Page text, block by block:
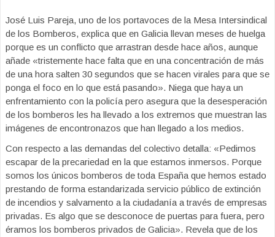
José Luis Pareja, uno de los portavoces de la Mesa Intersindical
de los Bomberos, explica que en Galicia llevan meses de huelga
porque es un conflicto que arrastran desde hace años, aunque
añade «tristemente hace falta que en una concentración de más
de una hora salten 30 segundos que se hacen virales para que se
ponga el foco en lo que está pasando». Niega que haya un
enfrentamiento con la policía pero asegura que la desesperación
de los bomberos les ha llevado a los extremos que muestran las
imágenes de encontronazos que han llegado a los medios.
Con respecto a las demandas del colectivo detalla: «Pedimos
escapar de la precariedad en la que estamos inmersos. Porque
somos los únicos bomberos de toda España que hemos estado
prestando de forma estandarizada servicio público de extinción
de incendios y salvamento a la ciudadanía a través de empresas
privadas. Es algo que se desconoce de puertas para fuera, pero
éramos los bomberos privados de Galicia». Revela que de los